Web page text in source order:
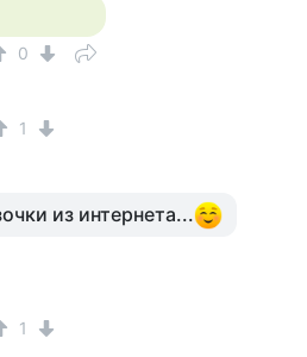
0
1
из интернета...
1